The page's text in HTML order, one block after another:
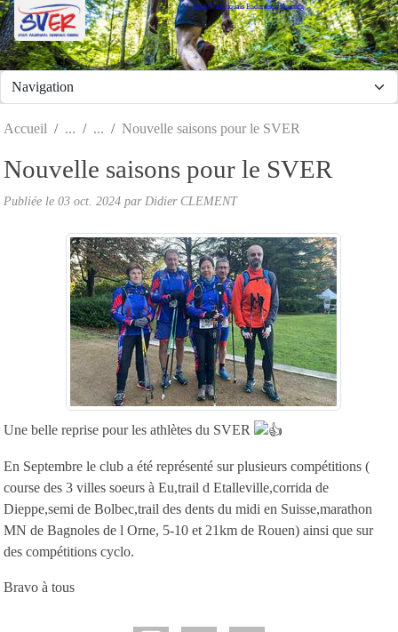
Stade Valeriquais Endurance Running
Accueil Nouvelle saisons pour le SVER
Nouvelle saisons pour le SVER
Publiée le 03 oct. 2024 par Didier CLEMENT
Une belle reprise pour les athlètes du SVER
En Septembre le club a été représenté sur plusieurs compétitions (
course des 3 villes soeurs à Eu,trail d Etalleville,corrida de
Dieppe,semi de Bolbec,trail des dents du midi en Suisse,marathon
MN de Bagnoles de l Orne, 5-10 et 21km de Rouen) ainsi que sur
des compétitions cyclo.
Bravo à tous
Panneau de gestion des cookies